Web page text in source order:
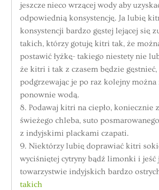
jeszcze nieco wrzącej wody aby
odpowiednią konsystencję. Ja lubię
konsystencji bardzo gęstej lejącej się
takich, którzy gotuję kitri tak, że
postawić łyżkę- takiego niestety nie
że kitri i tak z czasem będzie gęstnieć,
podgrzewając je po raz kolejny można
ponownie wodą.
8. Podawaj kitri na ciepło, koniecznie
świeżego chleba, suto
z indyjskimi plackami czapati.
9. Niektórzy lubię doprawiać kitri
wyciśniętej cytryny bądź limonki i jeść
towarzystwie indyjskich bardzo
takich